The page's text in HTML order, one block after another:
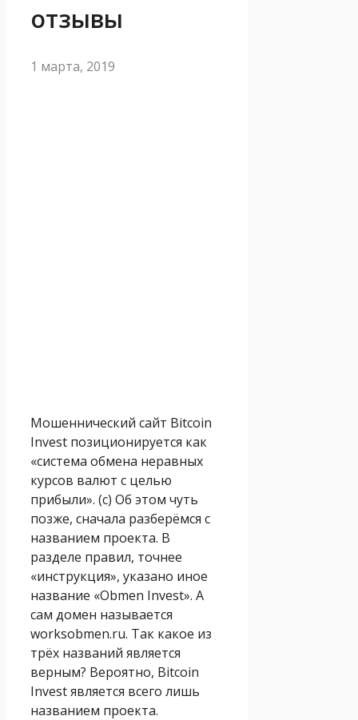
отзывы
1 марта, 2019
Мошеннический сайт Bitcoin
Invest позиционируется как
«система обмена неравных
курсов валют с целью
прибыли». (с) Об этом чуть
позже, сначала разберёмся с
названием проекта. В
разделе правил, точнее
«инструкция», указано иное
название «Obmen Invest». А
сам домен называется
worksobmen.ru. Так какое из
трёх названий является
верным? Вероятно, Bitcoin
Invest является всего лишь
названием проекта.